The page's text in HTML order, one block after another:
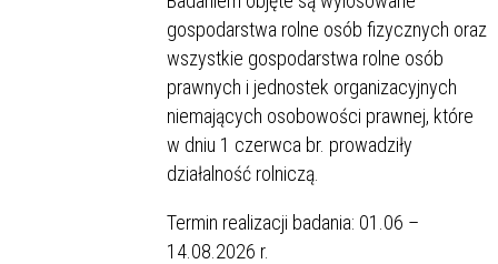
gospodarstwa rolne osób fizycznych oraz
wszystkie gospodarstwa rolne osób
prawnych i jednostek organizacyjnych
niemających osobowości prawnej, które
w dniu 1 czerwca br. prowadziły
działalność rolniczą.
Termin realizacji badania: 01.06 –
14.08.2026 r.